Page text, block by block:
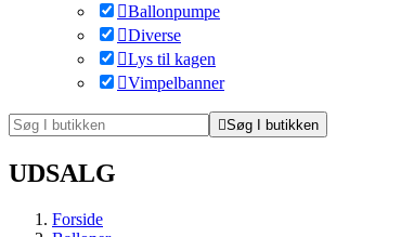
Ballonpumpe
Diverse
Lys til kagen
Vimpelbanner
Søg I butikken
UDSALG
Forside